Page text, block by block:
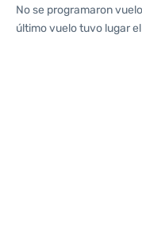
No se programaron
último vuelo tuvo lugar